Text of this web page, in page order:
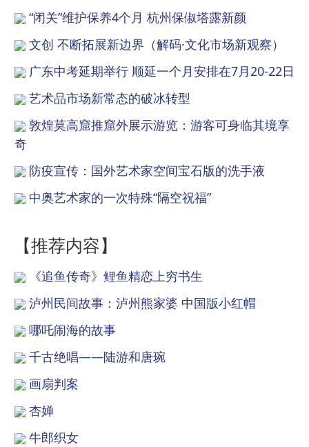
“闭关”维护保养4个月 杭州保俶塔露新颜
文创 不断拓展新边界（解码·文化市场新观察）
广东中考延期举行 顺延一个月安排在7月20-22日
艺术品市场新常态的破冰转型
敦煌莫高窟推窟外展示游览：游客可身临其境享
奇
防疫宣传：国外艺术家空间宝石版的洗手液
中奥艺术家的一次特殊“隔空祝福”
【推荐内容】
《追鱼传奇》鲤鱼精恋上穷书生
泸州民间故事：泸州熊家婆 中国版小红帽
哪吒闹海的故事
千古绝唱——陆游和唐琬
画扇判案
杏婵
牛郎织女